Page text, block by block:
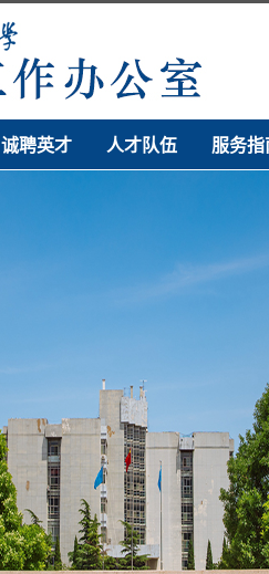
诚聘英才 人才队伍 服务指